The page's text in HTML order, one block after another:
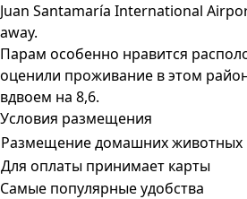
Juan Santamaría International
away.
Парам особенно нравится
оценили проживание в этом
вдвоем на 8,6.
Условия размещения
Размещение домашних животных
Для оплаты принимает карты
Самые популярные удобства